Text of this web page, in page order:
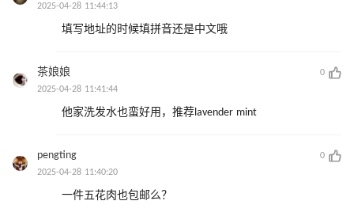
2025-04-28 11:44:13
填写地址的时候填拼音还是中文哦
茶娘娘
0
2025-04-28 11:41:44
他家洗发水也蛮好用，推荐lavender mint
pengting
0
2025-04-28 11:40:20
一件五花肉也包邮么？